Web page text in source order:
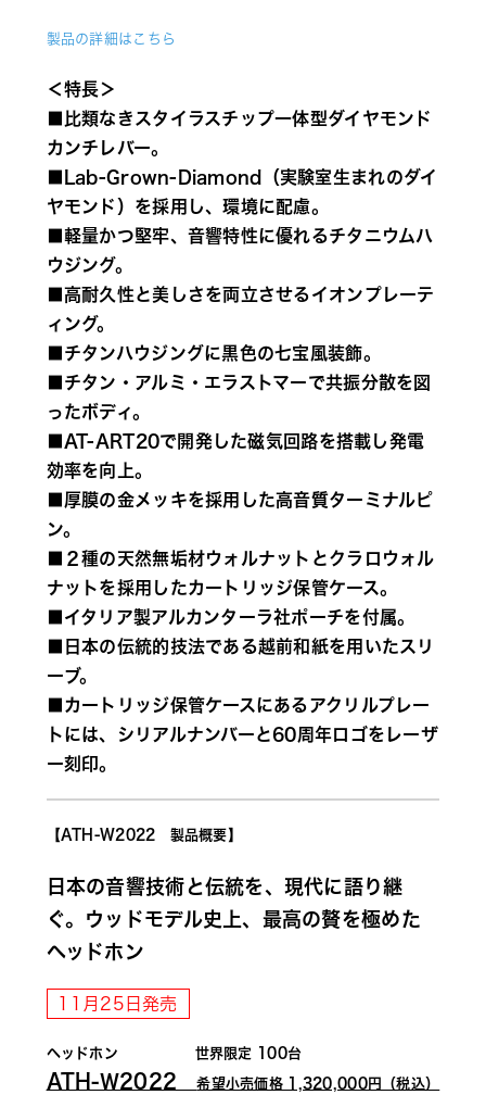
製品の詳細はこちら
＜特長＞
■比類なきスタイラスチップ一体型ダイヤモンド
カンチレバー。
■Lab-Grown-Diamond（実験室生まれのダイ
ヤモンド）を採用し、環境に配慮。
■軽量かつ堅牢、音響特性に優れるチタニウムハ
ウジング。
■高耐久性と美しさを両立させるイオンプレーテ
ィング。
■チタンハウジングに黒色の七宝風装飾。
■チタン・アルミ・エラストマーで共振分散を図
ったボディ。
■AT-ART20で開発した磁気回路を搭載し発電
効率を向上。
■厚膜の金メッキを採用した高音質ターミナルピ
ン。
■２種の天然無垢材ウォルナットとクラロウォル
ナットを採用したカートリッジ保管ケース。
■イタリア製アルカンターラ社ポーチを付属。
■日本の伝統的技法である越前和紙を用いたスリ
ーブ。
■カートリッジ保管ケースにあるアクリルプレー
トには、シリアルナンバーと60周年ロゴをレーザ
ー刻印。
【ATH-W2022　製品概要】
日本の音響技術と伝統を、現代に語り継
ぐ。ウッドモデル史上、最高の贅を極めた
ヘッドホン
11月25日発売
ヘッドホン 　　　　　世界限定 100台
ATH-Ｗ2022 希望小売価格 1,320,000円（税込）